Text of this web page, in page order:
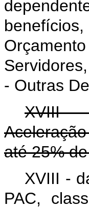
- Outras
XVIII -
até 25%
XVIII -
PAC,